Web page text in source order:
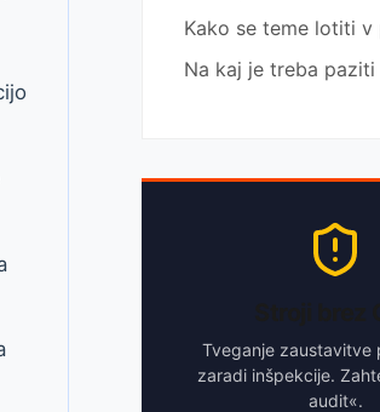
Kako se teme lotiti v
Na kaj je treba
Tveganje zaustavitve
zaradi inšpekcije.
audit«.